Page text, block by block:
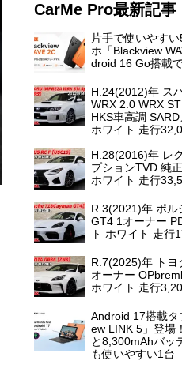
CarMe Pro最新記事
片手で使いやす
ホ「Blackview
droid 16 Go搭載
H.24(2012)年 ス
WRX 2.0 WRX
HKS車高調
ホワイト 走行
H.28(2016)年 レ
プションTVD 純
ホワイト 走行
R.3(2021)年 ポル
GT4 1オーナー
ト ホワイト 走行
R.7(2025)年 トヨ
オーナー
ホワイト 走行
Android 17搭載
ew LINK 5」登場
と8,300mAhバッ
も使いやすい1台